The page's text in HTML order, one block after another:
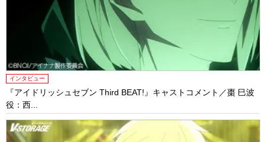
インタビュー
『アイドリッシュセブン Third BEAT!』キャストコメント／棗 巳波
役：西...